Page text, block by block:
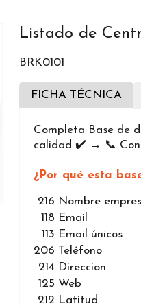
Listado de
BRK0101
FICHA TÉCNICA
Completa Base de
calidad ✔️ → 📞
¿Por qué esta
216 Nombre
118 Email
113 Email únicos
206 Teléfono
214 Direccion
125 Web
212 Latitud